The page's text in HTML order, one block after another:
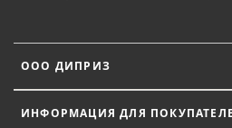
ООО ДИПРИЗ
ИНФОРМАЦИЯ ДЛЯ